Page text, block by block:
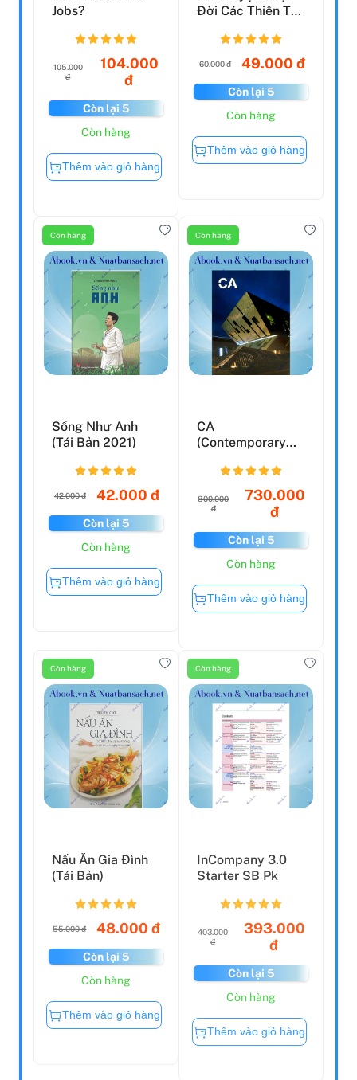
Jobs?
105.000
đ
104.000
đ
Còn lại 5
Còn hàng
Thêm vào giỏ hàng
Đời Các Thiên Tài:
60.000 đ 49.000 đ
Còn lại 5
Còn hàng
Thêm vào giỏ hàng
Còn hàng
Sống Như Anh
(Tái Bản 2021)
42.000 đ 42.000 đ
Còn lại 5
Còn hàng
Thêm vào giỏ hàng
Còn hàng
CA
(Contemporary
800.000
đ
730.000
đ
Còn lại 5
Còn hàng
Thêm vào giỏ hàng
Còn hàng
Nấu Ăn Gia Đình
(Tái Bản)
55.000 đ 48.000 đ
Còn lại 5
Còn hàng
Thêm vào giỏ hàng
Còn hàng
InCompany 3.0
Starter SB Pk
403.000
đ
393.000
đ
Còn lại 5
Còn hàng
Thêm vào giỏ hàng